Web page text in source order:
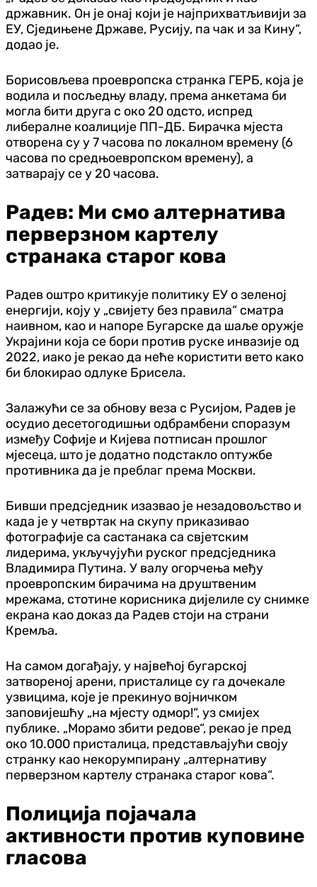
државник. Он је онај који је најприхватљивији за
ЕУ, Сједињене Државе, Русију, па чак и за Кину“,
додао је.
Борисовљева проевропска странка ГЕРБ, која је
водила и посљедњу владу, према анкетама би
могла бити друга с око 20 одсто, испред
либералне коалиције ПП-ДБ. Бирачка мјеста
отворена су у 7 часова по локалном времену (6
часова по средњоевропском времену), а
затварају се у 20 часова.
Радев: Ми смо алтернатива
перверзном картелу
странака старог кова
Радев оштро критикује политику ЕУ о зеленој
енергији, коју у „свијету без правила“ сматра
наивном, као и напоре Бугарске да шаље оружје
Украјини која се бори против руске инвазије од
2022, иако је рекао да неће користити вето како
би блокирао одлуке Брисела.
Залажући се за обнову веза с Русијом, Радев је
осудио десетогодишњи одбрамбени споразум
између Софије и Кијева потписан прошлог
мјесеца, што је додатно подстакло оптужбе
противника да је преблаг према Москви.
Бивши предсједник изазвао је незадовољство и
када је у четвртак на скупу приказивао
фотографије са састанака са свјетским
лидерима, укључујући руског предсједника
Владимира Путина. У валу огорчења међу
проевропским бирачима на друштвеним
мрежама, стотине корисника дијелиле су снимке
екрана као доказ да Радев стоји на страни
Кремља.
На самом догађају, у највећој бугарској
затвореној арени, присталице су га дочекале
узвицима, које је прекинуо војничком
заповијешћу „на мјесту одмор!“, уз смијех
публике. „Морамо збити редове“, рекао је пред
око 10.000 присталица, представљајући своју
странку као некорумпирану „алтернативу
перверзном картелу странака старог кова“.
Полиција појачала
активности против куповине
гласова